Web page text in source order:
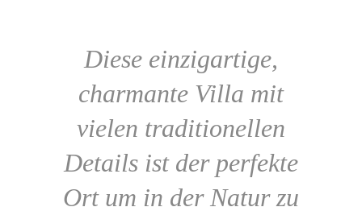
Diese einzigartige,
charmante Villa mit
vielen traditionellen
Details ist der perfekte
Ort um in der Natur zu